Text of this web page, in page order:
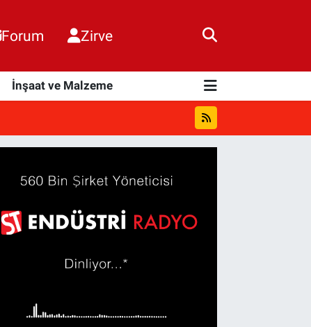
Forum Zirve
İnşaat ve Malzeme